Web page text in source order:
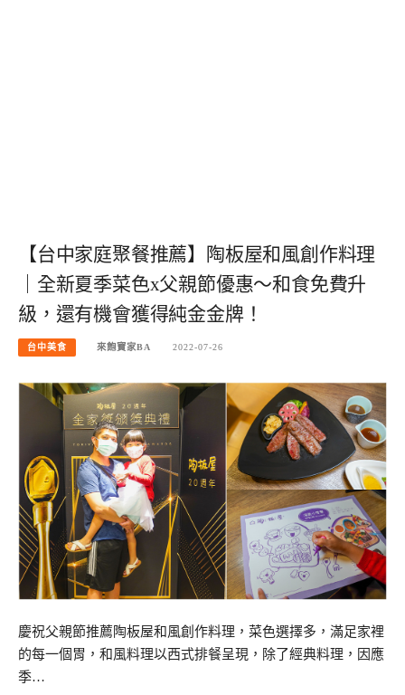
【台中家庭聚餐推薦】陶板屋和風創作料理
｜全新夏季菜色x父親節優惠～和食免費升
級，還有機會獲得純金金牌！
台中美食 來飽寶家BA 2022-07-26
慶祝父親節推薦陶板屋和風創作料理，菜色選擇多，滿足家裡
的每一個胃，和風料理以西式排餐呈現，除了經典料理，因應
季…